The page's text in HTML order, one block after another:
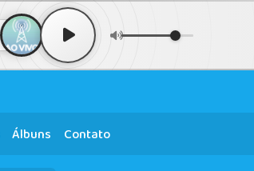
Álbuns Contato